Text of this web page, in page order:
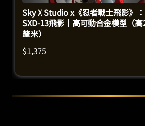
Sky X Studio x《忍者戰士飛影》：
SXD-13飛影｜高可動合金模型（高
釐米）
$1,375